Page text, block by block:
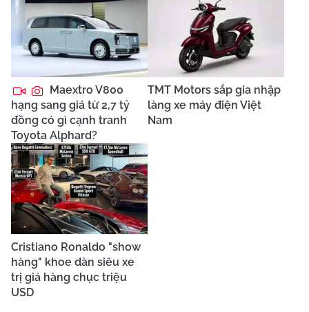
Maextro V800
hạng sang giá từ 2,7 tỷ
đồng có gì cạnh tranh
Toyota Alphard?
TMT Motors sắp gia nhập
làng xe máy điện Việt
Nam
Cristiano Ronaldo "show
hàng" khoe dàn siêu xe
trị giá hàng chục triệu
USD